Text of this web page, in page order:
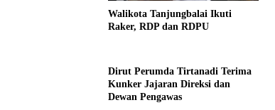
Walikota Tanjungbalai Ikuti
Raker, RDP dan RDPU
Dirut Perumda Tirtanadi Terima
Kunker Jajaran Direksi dan
Dewan Pengawas